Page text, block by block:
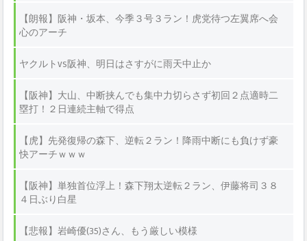
【朗報】阪神・坂本、今季３号３ラン！虎党待つ左翼席へ会
心のアーチ
ヤクルトvs阪神、明日はさすがに雨天中止か
【阪神】大山、中断挟んでも集中力切らさず初回２点適時二
塁打！２日連続主軸で得点
【虎】先発復帰の森下、逆転２ラン！降雨中断にも負けず豪
快アーチｗｗｗ
【阪神】単独首位浮上！森下翔太逆転２ラン、伊藤将司３８
４日ぶり白星
【悲報】岩崎優(35)さん、もう厳しい模様